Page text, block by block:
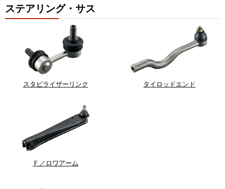
ステアリング・サス
スタビライザーリンク タイロッドエンド
Ｆ／ロワアーム